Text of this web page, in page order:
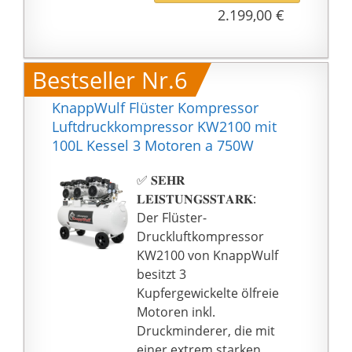
praktische Design
diesen Balancer leicht
zu tragen oder zu
lagern.
Spannbereich: 10"~19",
Max. Raddurchmesser:
Radbreite: 3"~15",
Abdrückkraft: 2700kg,
Betriebsdruck: 8~10
bar, Stromzufuhr:
220V/50Hz/1Ph, 1.1kW
Beschreibung Art. 9022:
Halbautomatische Pkw-
Radauswuchtmaschine,
IMD-Tastenfeld,
Manuelle Dateneingabe
von Abstand und
Durchmesser
Technische Daten Art.
9022: Max.
Radgewicht：65kg,
2.199,00 €
Bestseller Nr.6
KnappWulf Flüster Kompressor
Luftdruckkompressor KW2100 mit
100L Kessel 3 Motoren a 750W
✅ 𝐒𝐄𝐇𝐑
𝐋𝐄𝐈𝐒𝐓𝐔𝐍𝐆𝐒𝐒𝐓𝐀𝐑𝐊:
Der Flüster-
Druckluftkompressor
KW2100 von KnappWulf
besitzt 3
Kupfergewickelte ölfreie
Motoren inkl.
Druckminderer, die mit